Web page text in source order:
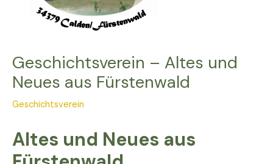
Geschichtsverein – Altes und
Neues aus Fürstenwald
Geschichtsverein
Altes und Neues aus